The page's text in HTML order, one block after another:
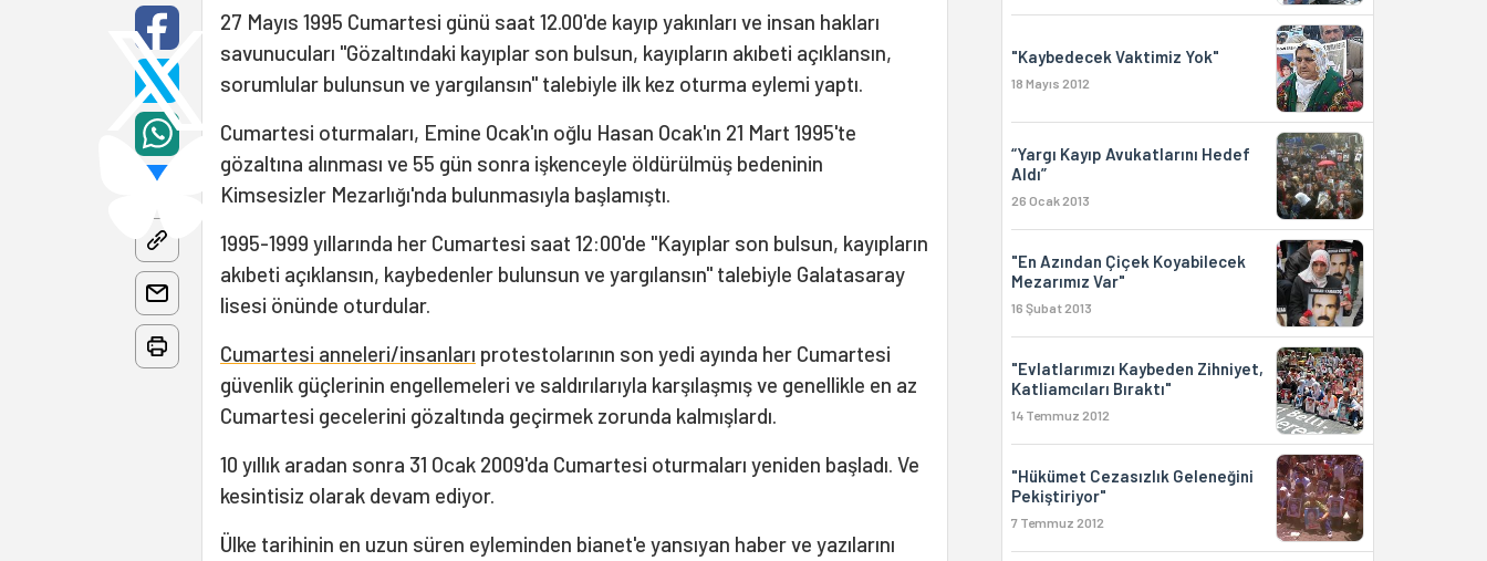
27 Mayıs 1995 Cumartesi günü saat 12.00'de kayıp yakınları ve insan hakları
savunucuları "Gözaltındaki kayıplar son bulsun, kayıpların akıbeti açıklansın,
sorumlular bulunsun ve yargılansın" talebiyle ilk kez oturma eylemi yaptı.
Cumartesi oturmaları, Emine Ocak'ın oğlu Hasan Ocak'ın 21 Mart 1995'te
gözaltına alınması ve 55 gün sonra işkenceyle öldürülmüş bedeninin
Kimsesizler Mezarlığı'nda bulunmasıyla başlamıştı.
1995-1999 yıllarında her Cumartesi saat 12:00'de "Kayıplar son bulsun, kayıpların
akıbeti açıklansın, kaybedenler bulunsun ve yargılansın" talebiyle Galatasaray
lisesi önünde oturdular.
Cumartesi anneleri/insanları protestolarının son yedi ayında her Cumartesi
güvenlik güçlerinin engellemeleri ve saldırılarıyla karşılaşmış ve genellikle en az
Cumartesi gecelerini gözaltında geçirmek zorunda kalmışlardı.
10 yıllık aradan sonra 31 Ocak 2009'da Cumartesi oturmaları yeniden başladı. Ve
kesintisiz olarak devam ediyor.
Ülke tarihinin en uzun süren eyleminden bianet'e yansıyan haber ve yazılarını
"Kaybedecek Vaktimiz Yok"
18 Mayıs 2012
“Yargı Kayıp Avukatlarını Hedef
Aldı”
26 Ocak 2013
"En Azından Çiçek Koyabilecek
Mezarımız Var"
16 Şubat 2013
"Evlatlarımızı Kaybeden Zihniyet,
Katliamcıları Bıraktı"
14 Temmuz 2012
"Hükümet Cezasızlık Geleneğini
Pekiştiriyor"
7 Temmuz 2012